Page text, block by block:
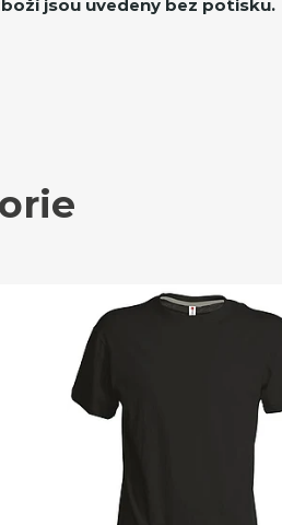
jsou uvedeny bez potisku.